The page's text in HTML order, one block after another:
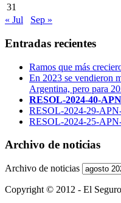
31
« Jul
Sep »
Entradas recientes
Ramos que más
En 2023 se vendieron
Argentina, pero para
RESOL-2024-40-
RESOL-2024-29-
RESOL-2024-25-
Archivo de noticias
Archivo de noticias
Copyright © 2012 - El